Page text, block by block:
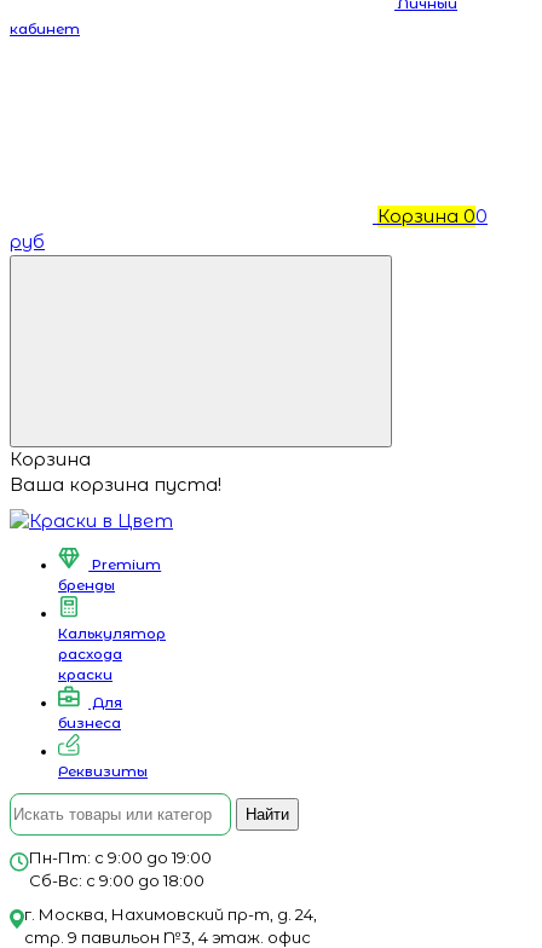
кабинет
Корзина 00
руб
Корзина
Ваша корзина пуста!
Premium
бренды
Калькулятор
расхода
краски
Для
бизнеса
Реквизиты
Найти
Пн-Пт: с 9:00 до 19:00
Сб-Вс: с 9:00 до 18:00
г. Москва, Нахимовский пр-т, д. 24,
стр. 9 павильон №3, 4 этаж. офис